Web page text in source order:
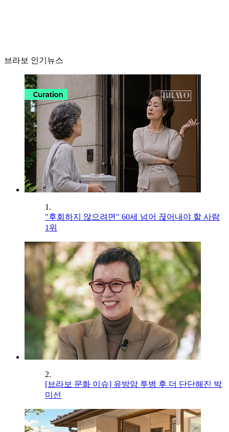
브라보 인기뉴스
1.
"후회하지 않으려면" 60세 넘어 끊어내야 할 사람
1위
2.
[브라보 문화 이슈] 유방암 투병 후 더 단단해진 박
미선